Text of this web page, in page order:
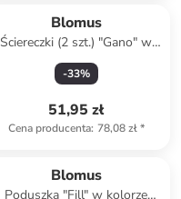
Blomus
Ściereczki (2 szt.) "Gano" w
kolorze beżowo-kremowym
do naczyń - 25 x 25 cm
-33%
51,95 zł
Cena producenta: 78,08 zł*
Blomus
Poduszka "Fill" w kolorze